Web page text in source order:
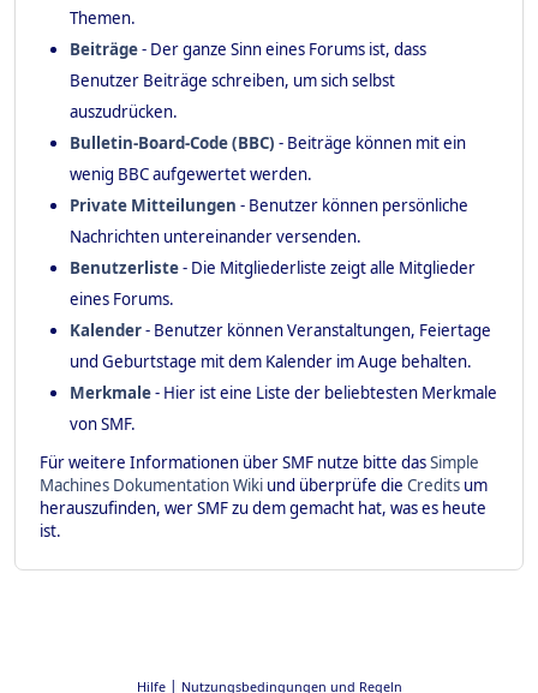
Themen.
Beiträge- Der ganze Sinn eines Forums ist, dass
Benutzer Beiträge schreiben, um sich selbst
auszudrücken.
Bulletin-Board-Code (BBC) - Beiträge können mit ein
wenig BBC aufgewertet werden.
Private Mitteilungen - Benutzer können persönliche
Nachrichten untereinander versenden.
Benutzerliste- Die Mitgliederliste zeigt alle Mitglieder
eines Forums.
Kalender- Benutzer können Veranstaltungen, Feiertage
und Geburtstage mit dem Kalender im Auge behalten.
Merkmale- Hier ist eine Liste der beliebtesten Merkmale
von SMF.
Für weitere Informationen über SMF nutze bitte dasSimple
Machines Dokumentation Wiki und überprüfe die Credits um
herauszufinden, wer SMF zu dem gemacht hat, was es heute
ist.
Hilfe| Nutzungsbedingungen und Regeln